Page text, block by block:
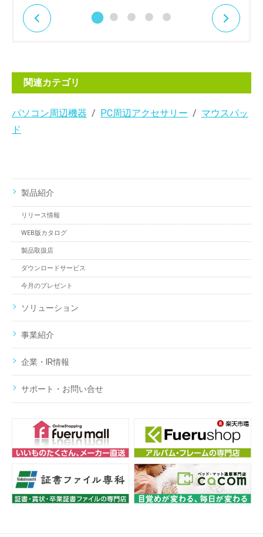
関連カテゴリ
パソコン周辺機器 PC周辺アクセサリー
マウスパッ
ド
製品紹介
リリース情報
WEB版カタログ
製品取扱店
ダウンロードサービス
今月のプレゼント
ソリューション
事業紹介
企業・IR情報
サポート・お問い合せ